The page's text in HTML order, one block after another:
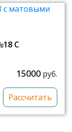
С
15000 руб.
Рассчитать